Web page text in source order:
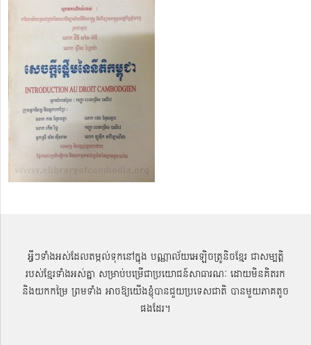
អ្វីៗទាំងអស់ដែលតម្កល់ទុកនៅក្នុង បណ្ណាល័យអេឡិចត្រូនិចខ្មែរ ជាសម្បតិ្ត
របស់ខ្មែរទាំងអស់គ្នា សម្រាប់បម្រើជាប្រយោជន៍សាធារណៈ ដោយមិនគិតរក
និងយកកម្រៃ ព្រមទាំង អាចឱ្យយើងខ្ញុំបានជួយប្រទេសជាតិ បានមួយភាគតូច
ផងដែរ។